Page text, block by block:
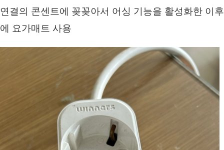
연결의 콘센트에 꽂꽂아서 어싱 기능을 활성화한 이후
에 요가매트 사용